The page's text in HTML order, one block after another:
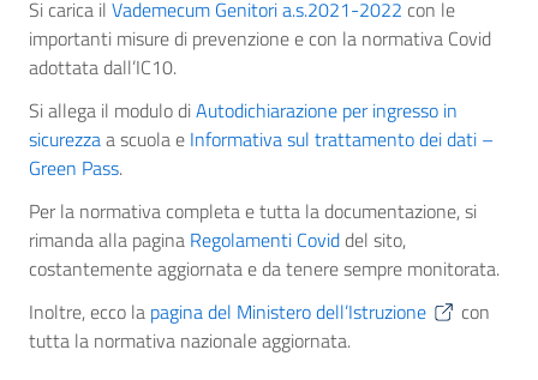
Si carica il Vademecum Genitori a.s.2021-2022 con le
importanti misure di prevenzione e con la normativa Covid
adottata dall’IC10.
Si allega il modulo diAutodichiarazione per ingresso in
sicurezzaa scuola e Informativa sul trattamento dei dati –
Green Pass.
Per la normativa completa e tutta la documentazione, si
rimanda alla pagina Regolamenti Coviddel sito,
costantemente aggiornata e da tenere sempre monitorata.
Inoltre, ecco la pagina del Ministero dell’Istruzione
con
tutta la normativa nazionale aggiornata.